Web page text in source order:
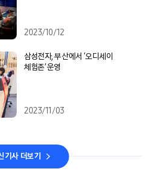
2023/10/12
삼성전자, 부산에서 ‘오디세이
체험존’ 운영
2023/11/03
기사 더보기